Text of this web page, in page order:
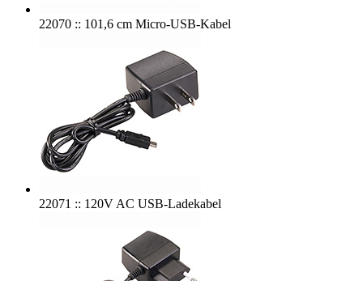
22070 :: 101,6 cm Micro-USB-Kabel
22071 :: 120V AC USB-Ladekabel